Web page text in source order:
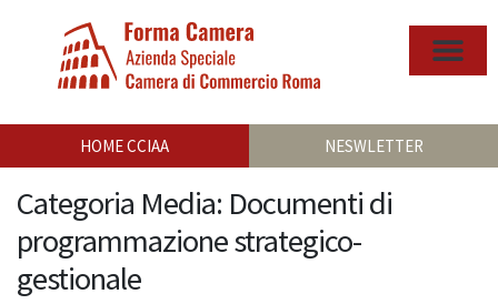
HOME CCIAA NESWLETTER
Categoria Media: Documenti di
programmazione strategico-
gestionale